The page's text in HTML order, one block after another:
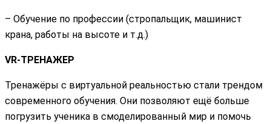
– Обучение по профессии (стропальщик, машинист
крана, работы на высоте и т.д.)
VR-ТРЕНАЖЕР
Тренажёры с виртуальной реальностью стали трендом
современного обучения. Они позволяют ещё больше
погрузить ученика в смоделированный мир и помочь